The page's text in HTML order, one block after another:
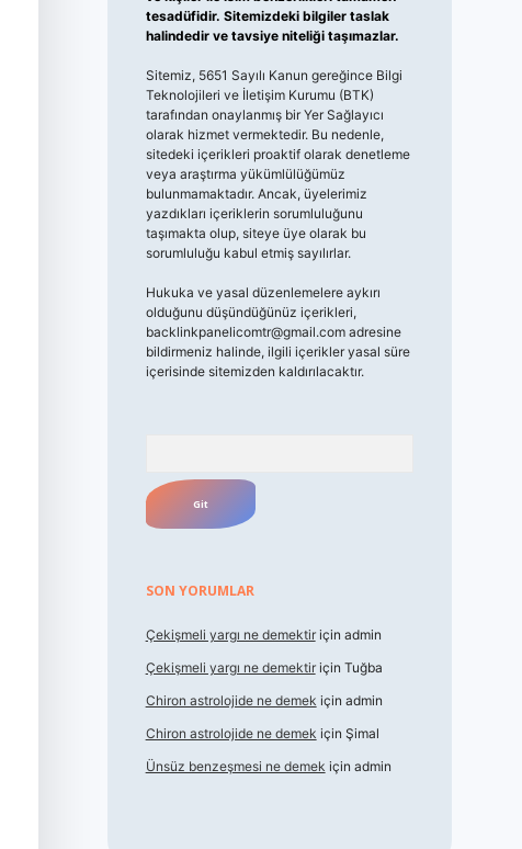
tesadüfidir. Sitemizdeki bilgiler taslak
halindedir ve tavsiye niteliği taşımazlar.
Sitemiz, 5651 Sayılı Kanun gereğince Bilgi
Teknolojileri ve İletişim Kurumu (BTK)
tarafından onaylanmış bir Yer Sağlayıcı
olarak hizmet vermektedir. Bu nedenle,
sitedeki içerikleri proaktif olarak denetleme
veya araştırma yükümlülüğümüz
bulunmamaktadır. Ancak, üyelerimiz
yazdıkları içeriklerin sorumluluğunu
taşımakta olup, siteye üye olarak bu
sorumluluğu kabul etmiş sayılırlar.
Hukuka ve yasal düzenlemelere aykırı
olduğunu düşündüğünüz içerikleri,
backlinkpanelicomtr@gmail.comadresine
bildirmeniz halinde, ilgili içerikler yasal süre
içerisinde sitemizden kaldırılacaktır.
SON YORUMLAR
Çekişmeli yargı ne demektiriçin admin
Çekişmeli yargı ne demektiriçin Tuğba
Chiron astrolojide ne demek için admin
Chiron astrolojide ne demek için Şimal
Ünsüz benzeşmesi ne demek için admin